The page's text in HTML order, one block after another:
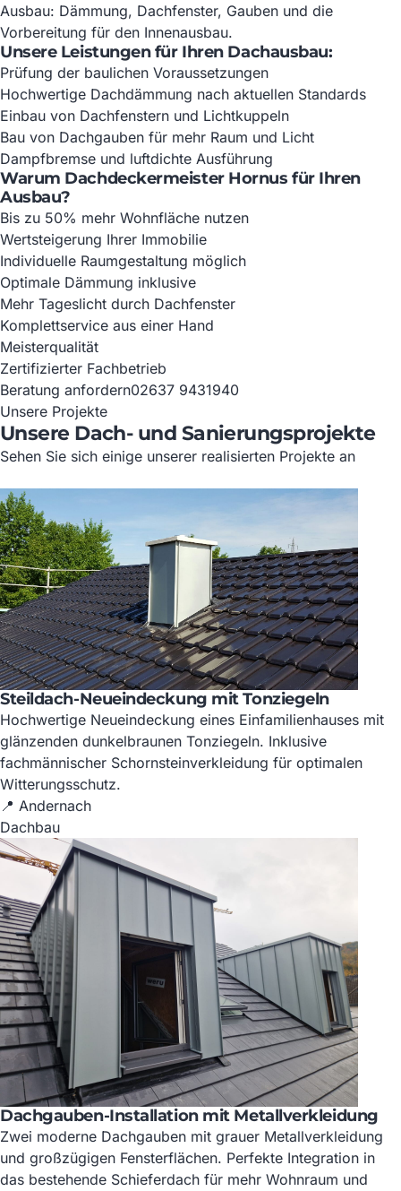
Ausbau: Dämmung, Dachfenster, Gauben und die
Vorbereitung für den Innenausbau.
Unsere Leistungen für Ihren Dachausbau:
Prüfung der baulichen Voraussetzungen
Hochwertige Dachdämmung nach aktuellen Standards
Einbau von Dachfenstern und Lichtkuppeln
Bau von Dachgauben für mehr Raum und Licht
Dampfbremse und luftdichte Ausführung
Warum Dachdeckermeister Hornus für Ihren
Ausbau?
Bis zu 50% mehr Wohnfläche nutzen
Wertsteigerung Ihrer Immobilie
Individuelle Raumgestaltung möglich
Optimale Dämmung inklusive
Mehr Tageslicht durch Dachfenster
Komplettservice aus einer Hand
Meisterqualität
Zertifizierter Fachbetrieb
Beratung anfordern02637 9431940
Unsere Projekte
Unsere Dach- und Sanierungsprojekte
Sehen Sie sich einige unserer realisierten Projekte an
Steildach-Neueindeckung mit Tonziegeln
Hochwertige Neueindeckung eines Einfamilienhauses mit
glänzenden dunkelbraunen Tonziegeln. Inklusive
fachmännischer Schornsteinverkleidung für optimalen
Witterungsschutz.
📍 Andernach
Dachbau
Dachgauben-Installation mit Metallverkleidung
Zwei moderne Dachgauben mit grauer Metallverkleidung
und großzügigen Fensterflächen. Perfekte Integration in
das bestehende Schieferdach für mehr Wohnraum und